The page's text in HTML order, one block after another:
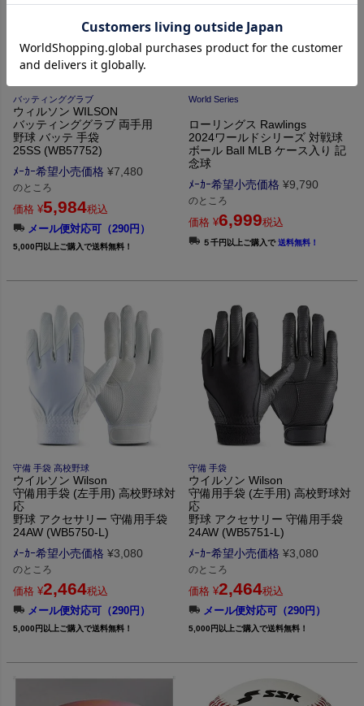
バッティンググラブ
ウィルソン WILSON
バッティンググラブ 両手用
野球 バッテ 手袋
25SS (WB57752)
ﾒｰｶｰ希望小売価格 ¥7,480
のところ
価格 ¥5,984税込
メール便対応可（290円）
5,000円以上ご購入で送料無料！
World Series
ローリングス Rawlings
2024ワールドシリーズ 対戦球
ボール Ball MLB ケース入り 記
念球
ﾒｰｶｰ希望小売価格 ¥9,790
のところ
価格 ¥6,999税込
５千円以上ご購入で送料無料！
守備 手袋 高校野球
ウイルソン Wilson
守備用手袋 (左手用) 高校野球対
応
野球 アクセサリー 守備用手袋
24AW (WB5750-L)
ﾒｰｶｰ希望小売価格 ¥3,080
のところ
価格 ¥2,464税込
メール便対応可（290円）
5,000円以上ご購入で送料無料！
守備 手袋
ウイルソン Wilson
守備用手袋 (左手用) 高校野球対
応
野球 アクセサリー 守備用手袋
24AW (WB5751-L)
ﾒｰｶｰ希望小売価格 ¥3,080
のところ
価格 ¥2,464税込
メール便対応可（290円）
5,000円以上ご購入で送料無料！